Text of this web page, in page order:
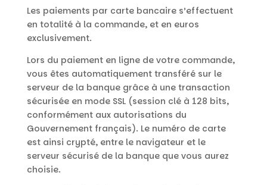
Les paiements par carte bancaire s’effectuent
en totalité à la commande, et en euros
exclusivement.
Lors du paiement en ligne de votre commande,
vous êtes automatiquement transféré sur le
serveur de la banque grâce à une transaction
sécurisée en mode SSL (session clé à 128 bits,
conformément aux autorisations du
Gouvernement français). Le numéro de carte
est ainsi crypté, entre le navigateur et le
serveur sécurisé de la banque que vous aurez
choisie.